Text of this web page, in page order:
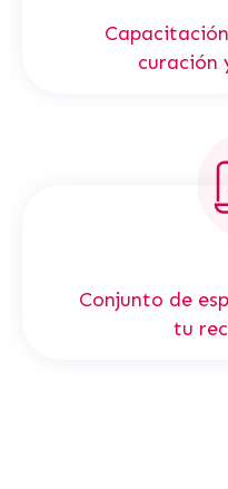
curación
Conjunto de
tu